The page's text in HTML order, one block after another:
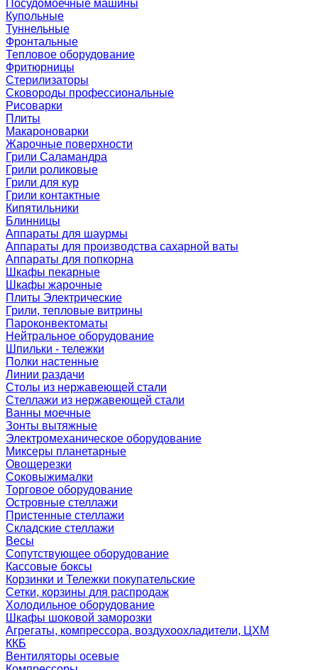
Посудомоечные машины
Купольные
Туннельные
Фронтальные
Тепловое оборудование
Фритюрницы
Стерилизаторы
Сковороды профессиональные
Рисоварки
Плиты
Макароноварки
Жарочные поверхности
Грили Саламандра
Грили роликовые
Грили для кур
Грили контактные
Кипятильники
Блинницы
Аппараты для шаурмы
Аппараты для производства сахарной ваты
Аппараты для попкорна
Шкафы пекарные
Шкафы жарочные
Плиты Электрические
Грили, тепловые витрины
Пароконвектоматы
Нейтральное оборудование
Шпильки - тележки
Полки настенные
Линии раздачи
Столы из нержавеющей стали
Стеллажи из нержавеющей стали
Ванны моечные
Зонты вытяжные
Электромеханическое оборудование
Миксеры планетарные
Овощерезки
Соковыжималки
Торговое оборудование
Островные стеллажи
Пристенные стеллажи
Складские стеллажи
Весы
Сопутствующее оборудование
Кассовые боксы
Корзинки и Тележки покупательские
Сетки, корзины для распродаж
Холодильное оборудование
Шкафы шоковой заморозки
Агрегаты, компрессора, воздухоохладители, ЦХМ
ККБ
Вентиляторы осевые